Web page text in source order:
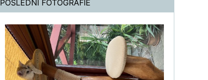
POSLEDNÍ FOTOGRAFIE